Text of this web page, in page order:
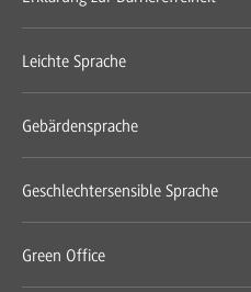
Leichte Sprache
Gebärdensprache
Geschlechtersensible Sprache
Green Office